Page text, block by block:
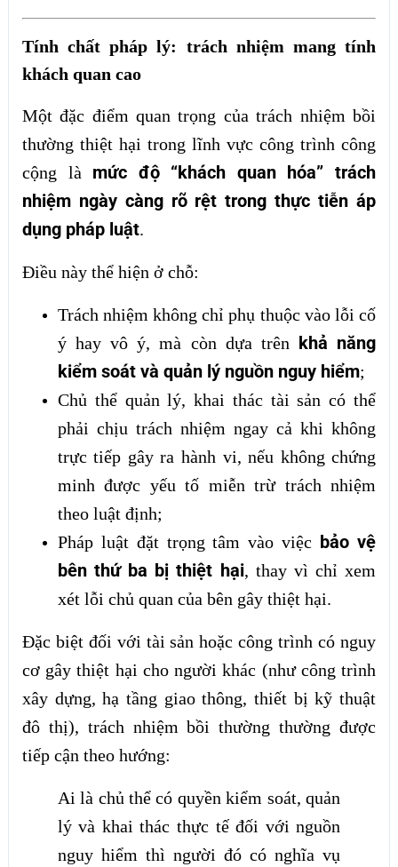
Tính chất pháp lý: trách nhiệm mang tính
khách quan cao
Một đặc điểm quan trọng của trách nhiệm bồi
thường thiệt hại trong lĩnh vực công trình công
cộng là mức độ “khách quan hóa” trách
nhiệm ngày càng rõ rệt trong thực tiễn áp
dụng pháp luật.
Điều này thể hiện ở chỗ:
Trách nhiệm không chỉ phụ thuộc vào lỗi cố
ý hay vô ý, mà còn dựa trên
khả năng
kiểm soát và quản lý nguồn nguy hiểm;
Chủ thể quản lý, khai thác tài sản có thể
phải chịu trách nhiệm ngay cả khi không
trực tiếp gây ra hành vi, nếu không chứng
minh được yếu tố miễn trừ trách nhiệm
theo luật định;
Pháp luật đặt trọng tâm vào việc bảo vệ
bên thứ ba bị thiệt hại, thay vì chỉ xem
xét lỗi chủ quan của bên gây thiệt hại.
Đặc biệt đối với tài sản hoặc công trình có nguy
cơ gây thiệt hại cho người khác (như công trình
xây dựng, hạ tầng giao thông, thiết bị kỹ thuật
đô thị), trách nhiệm bồi thường thường được
tiếp cận theo hướng:
Ai là chủ thể có quyền kiểm soát, quản
lý và khai thác thực tế đối với nguồn
nguy hiểm thì người đó có nghĩa vụ